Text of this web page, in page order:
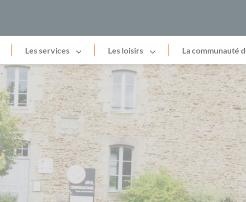
Les services Les loisirs La communauté